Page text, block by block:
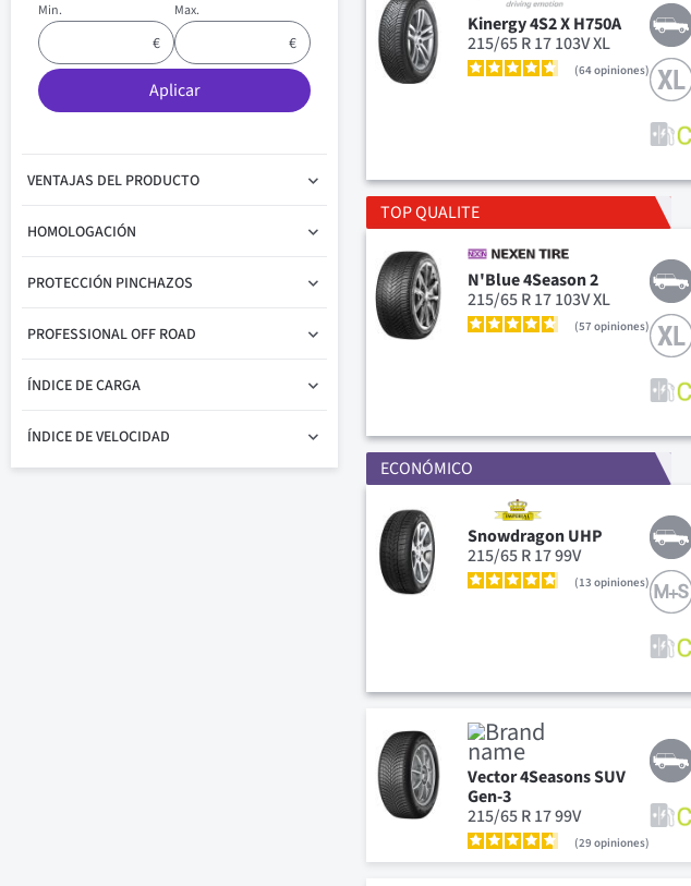
Kinergy 4S2 X H750A
215/65 R 17 103V XL
64opiniones
TOP QUALITE
N'Blue 4Season 2
215/65 R 17 103V XL
57opiniones
ECONÓMICO
Snowdragon UHP
215/65 R 17 99V
13opiniones
Vector 4Seasons SUV
Gen-3
215/65 R 17 99V
29opiniones
Min. Max.
Aplicar
VENTAJAS DEL PRODUCTO
HOMOLOGACIÓN
PROTECCIÓN PINCHAZOS
PROFESSIONAL OFF ROAD
ÍNDICE DE CARGA
ÍNDICE DE VELOCIDAD